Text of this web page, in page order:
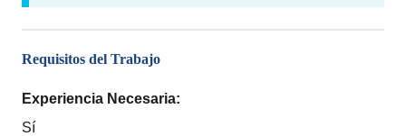
Requisitos del Trabajo
Experiencia Necesaria:
Sí